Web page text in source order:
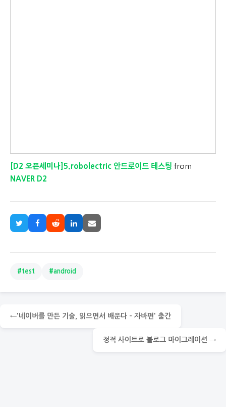
[D2 오픈세미나]5.robolectric 안드로이드 테스팅 from
NAVER D2
#test #android
'네이버를 만든 기술, 읽으면서 배운다 - 자바편' 출간
정적 사이트로 블로그 마이그레이션